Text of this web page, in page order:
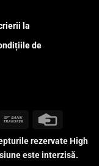
la
de
Bank
rezervate High
este interzisă.